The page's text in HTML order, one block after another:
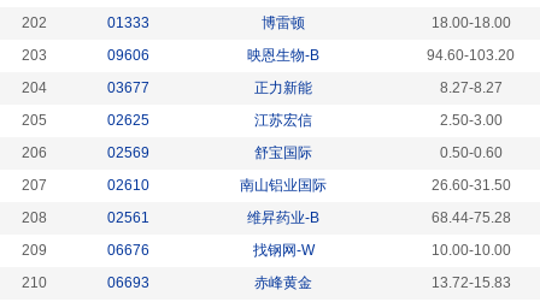
202
01333 博雷顿
18.00-18.00
203
09606 映恩生物-B
94.60-103.20
204
03677 正力新能
8.27-8.27
205
02625 江苏宏信
2.50-3.00
206
02569 舒宝国际
0.50-0.60
207
02610 南山铝业国际
26.60-31.50
208
02561 维昇药业-B
68.44-75.28
209
06676 找钢网-W
10.00-10.00
210
06693 赤峰黄金
13.72-15.83